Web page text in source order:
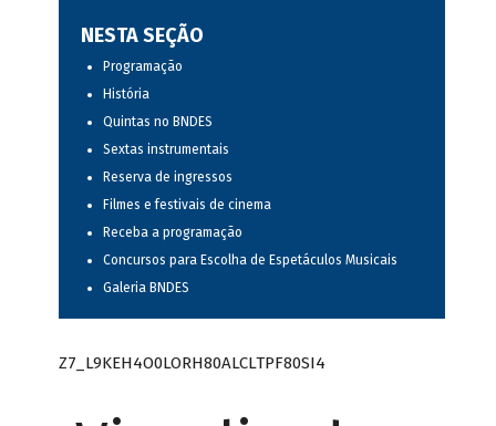
NESTA SEÇÃO
Programação
História
Quintas no BNDES
Sextas instrumentais
Reserva de ingressos
Filmes e festivais de cinema
Receba a programação
Concursos para Escolha de Espetáculos Musicais
Galeria BNDES
Z7_L9KEH4O0LORH80ALCLTPF80SI4